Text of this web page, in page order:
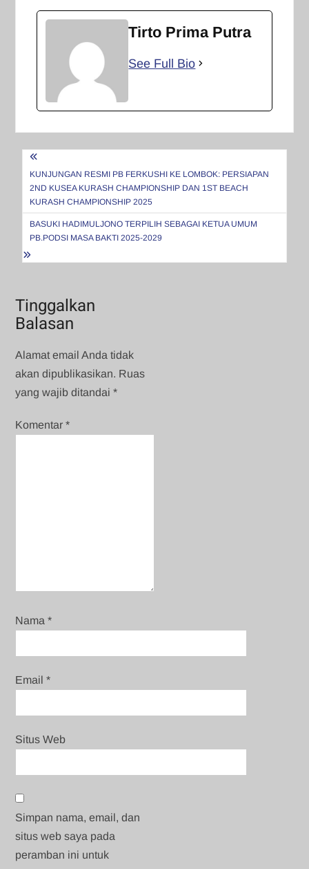
Tirto Prima Putra
See Full Bio
Navigasi
pos
KUNJUNGAN RESMI PB FERKUSHI KE LOMBOK: PERSIAPAN
2ND KUSEA KURASH CHAMPIONSHIP DAN 1ST BEACH
KURASH CHAMPIONSHIP 2025
BASUKI HADIMULJONO TERPILIH SEBAGAI KETUA UMUM
PB.PODSI MASA BAKTI 2025-2029
Tinggalkan
Balasan
Alamat email Anda tidak
akan dipublikasikan. Ruas
yang wajib ditandai*
Komentar*
Nama*
Email*
Situs Web
Simpan nama, email, dan
situs web saya pada
peramban ini untuk